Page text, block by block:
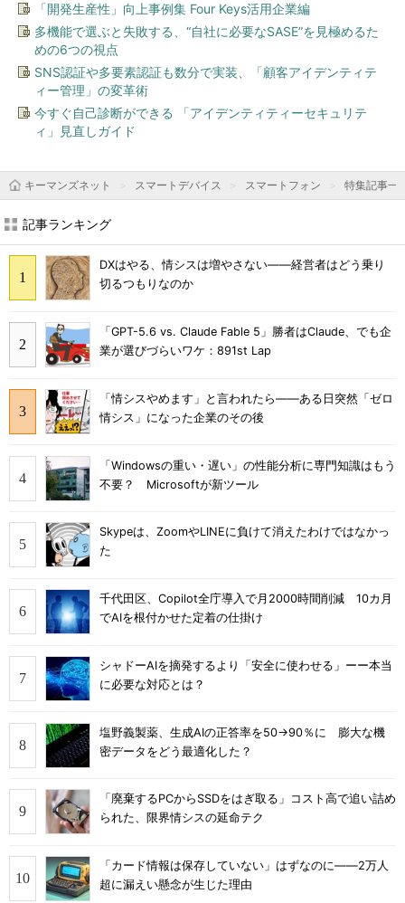
「開発生産性」向上事例集 Four Keys活用企業編
多機能で選ぶと失敗する、“自社に必要なSASE”を見極めるた
めの6つの視点
SNS認証や多要素認証も数分で実装、「顧客アイデンティテ
ィー管理」の変革術
今すぐ自己診断ができる 「アイデンティティーセキュリテ
ィ」見直しガイド
キーマンズネット スマートデバイス スマートフォン 特集記事一
記事ランキング
DXはやる、情シスは増やさない――経営者はどう乗り
切るつもりなのか
「GPT-5.6 vs. Claude Fable 5」勝者はClaude、でも企
業が選びづらいワケ：891st Lap
「情シスやめます」と言われたら――ある日突然「ゼロ
情シス」になった企業のその後
「Windowsの重い・遅い」の性能分析に専門知識はもう
不要？ Microsoftが新ツール
Skypeは、ZoomやLINEに負けて消えたわけではなかっ
た
千代田区、Copilot全庁導入で月2000時間削減 10カ月
でAIを根付かせた定着の仕掛け
シャドーAIを摘発するより「安全に使わせる」ーー本当
に必要な対応とは？
塩野義製薬、生成AIの正答率を50→90％に 膨大な機
密データをどう最適化した？
「廃棄するPCからSSDをはぎ取る」コスト高で追い詰め
られた、限界情シスの延命テク
「カード情報は保存していない」はずなのに――2万人
超に漏えい懸念が生じた理由